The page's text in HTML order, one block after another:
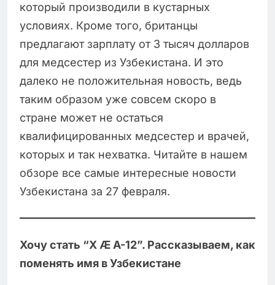
который производили в кустарных
условиях. Кроме того, британцы
предлагают зарплату от 3 тысяч долларов
для медсестер из Узбекистана. И это
далеко не положительная новость, ведь
таким образом уже совсем скоро в
стране может не остаться
квалифицированных медсестер и врачей,
которых и так нехватка. Читайте в нашем
обзоре все самые интересные новости
Узбекистана за 27 февраля.
Хочу стать “X Æ A-12”. Рассказываем, как
поменять имя в Узбекистане